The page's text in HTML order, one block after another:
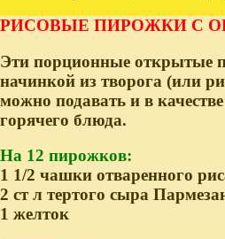
РИСОВЫЕ ПИРОЖКИ С
Эти порционные открытые
начинкой из творога (или
можно подавать и в
горячего блюда.
На 12 пирожков:
1 1/2 чашки отваренного
2 ст л тертого сыра
1 желток